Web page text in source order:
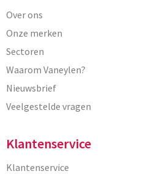
Over ons
Onze merken
Sectoren
Waarom Vaneylen?
Nieuwsbrief
Veelgestelde vragen
Klantenservice
Klantenservice